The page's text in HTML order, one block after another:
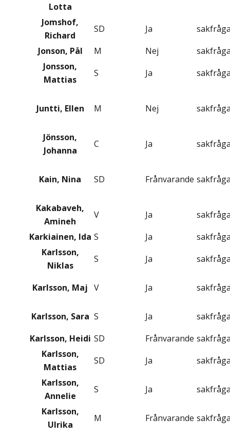
Lotta
Jomshof,
Richard
SD Ja
Jonson, Pål
M Nej
Jonsson,
Mattias
S Ja
Juntti, Ellen M Nej
Jönsson,
Johanna
C Ja
Kain, Nina SD Frånvarande
Kakabaveh,
Amineh
V Ja
Karkiainen, Ida S Ja
Karlsson,
Niklas
S Ja
Karlsson, Maj V Ja
Karlsson, Sara S Ja
Karlsson, Heidi SD Frånvarande
Karlsson,
Mattias
SD Ja
Karlsson,
Annelie
S Ja
Karlsson,
Ulrika
M Frånvarande